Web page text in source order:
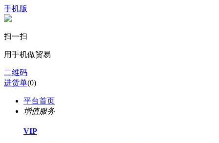
手机版
扫一扫
用手机做贸易
二维码
进货单(0)
平台首页
增值服务
VIP